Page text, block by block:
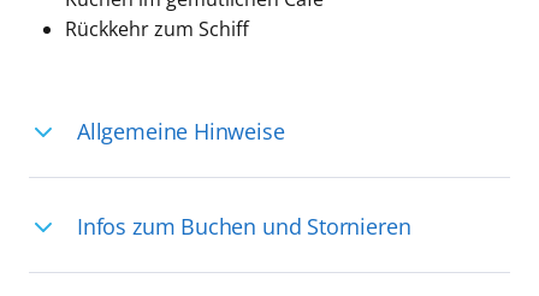
Rückkehr zum Schiff
Allgemeine Hinweise
Deutschsprachige Reiseleiter:innen sind
in vielen Regionen verfügbar, aber in
Infos zum Buchen und Stornieren